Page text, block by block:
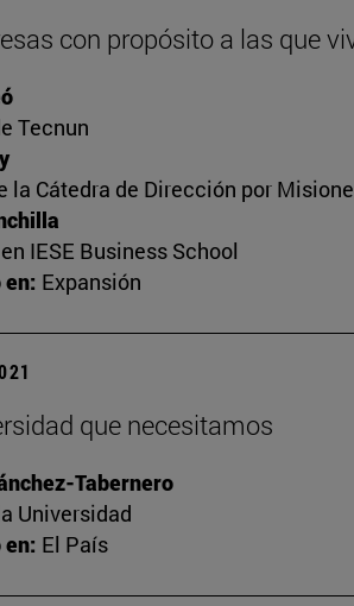
con propósito a las que
Tecnun
la Cátedra de Dirección por
IESE Business School
Expansión
que necesitamos
Tabernero
Universidad
El País